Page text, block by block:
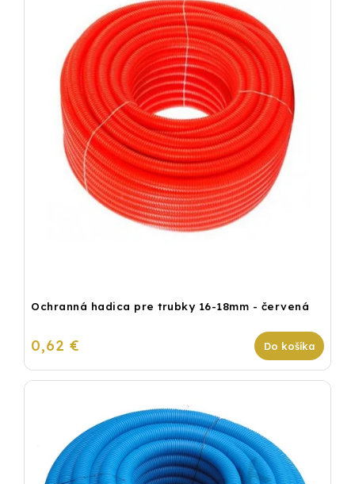
Ochranná hadica pre trubky 16-18mm - červená
0,62 € Do košíka